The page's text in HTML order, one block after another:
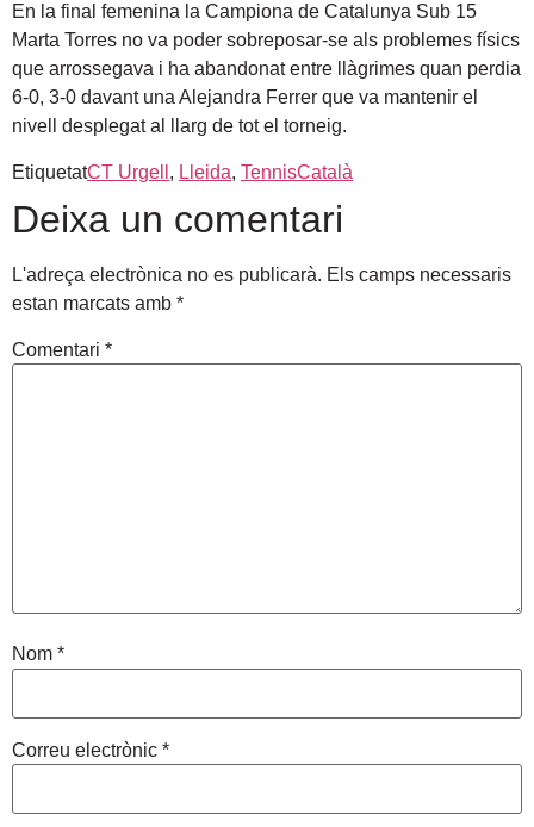
En la final femenina la Campiona de Catalunya Sub 15
Marta Torres no va poder sobreposar-se als problemes físics
que arrossegava i ha abandonat entre llàgrimes quan perdia
6-0, 3-0 davant una Alejandra Ferrer que va mantenir el
nivell desplegat al llarg de tot el torneig.
EtiquetatCT Urgell , Lleida, TennisCatalà
Deixa un comentari
L'adreça electrònica no es publicarà. Els camps necessaris
estan marcats amb *
Comentari *
Nom *
Correu electrònic *